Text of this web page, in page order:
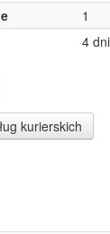
1
4 dni
kurierskich